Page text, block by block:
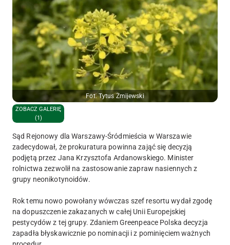
Fot. Tytus Żmijewski
ZOBACZ GALERIĘ
(1)
Sąd Rejonowy dla Warszawy-Śródmieścia w Warszawie
zadecydował, że prokuratura powinna zająć się decyzją
podjętą przez Jana Krzysztofa Ardanowskiego. Minister
rolnictwazezwolił na zastosowanie zapraw nasiennych z
grupy neonikotynoidów.
Rok temu nowo powołany wówczas szef resortu wydał zgodę
na dopuszczenie zakazanych w całej Unii Europejskiej
pestycydów z tej grupy. Zdaniem Greenpeace Polska decyzja
zapadła błyskawicznie po nominacji i z pominięciem ważnych